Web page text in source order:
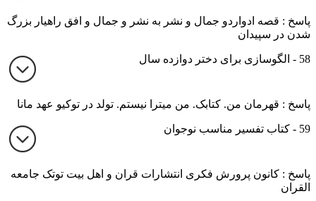
پاسخ : قصه ادواردو جمال و نشر به نشر و جمال و افق راهیار بزرگ
شدن در سپیدان
58 - الگوسازی برای دختر دوازده سال
پاسخ : قهرمان من. کتابک. من میترا نیستم. تولد در توکیو عهد مانا
59 - کتاب تفسیر مناسب نوجوان
پاسخ : کانون پرورش فکری انتشارات قران و اهل بیت توتک جامعه
القران